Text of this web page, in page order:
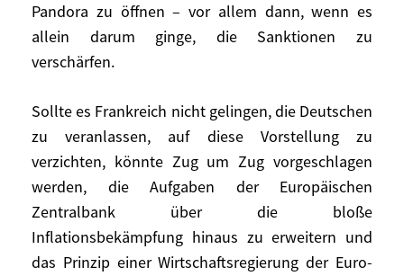
Pandora zu öffnen – vor allem dann, wenn es
allein darum ginge, die Sanktionen zu
verschärfen.
Sollte es Frankreich nicht gelingen, die Deutschen
zu veranlassen, auf diese Vorstellung zu
verzichten, könnte Zug um Zug vorgeschlagen
werden, die Aufgaben der Europäischen
Zentralbank über die bloße
Inflationsbekämpfung hinaus zu erweitern und
das Prinzip einer Wirtschaftsregierung der Euro-
Man sollte unbedingt auch aufhören, über
die «Wirtschaftsregierung» nur in einem
Gegenwärtig ist immer nur von Sparen,
Kontrolle, Strafen, Sanktionen und
Ausschluss die Rede. Wenn man die Euro-
Zone am Ende nur noch als
Besserungsanstalt wahrnimmt, wird man
den Europagedanken in den Köpfen der
Menschen töten. Wir sollten klarmachen,
dass die Sanierung der Staatsfinanzen